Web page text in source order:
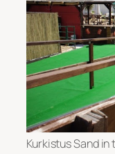
Kurkistus Sand in